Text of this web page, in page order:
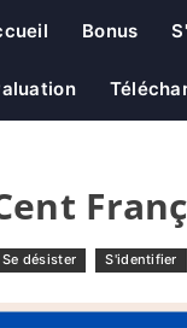
Bonus
Se désister S'identifier